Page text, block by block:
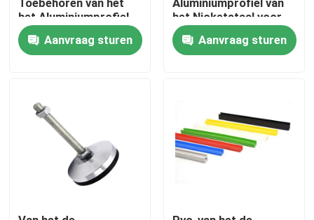
Industrieel Aluminiumprofiel
V het Profiel van het Groefaluminium
Het anodiseren Aluminiumprofiel
Toebehoren van het
het Aluminiumprofiel
van de Profielvoet
Aanvraag sturen
Aluminiumprofiel van
het Nicketstaal voor
de bouw
Aanvraag sturen